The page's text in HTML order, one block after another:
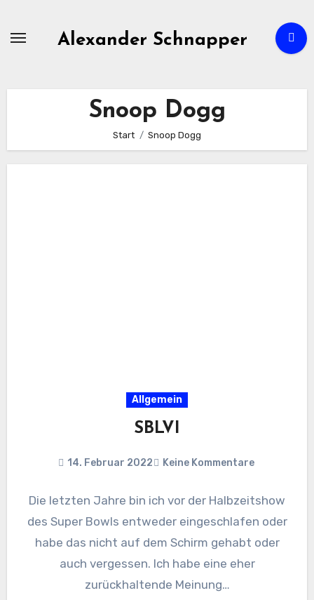
Alexander Schnapper
Snoop Dogg
Start Snoop Dogg
Allgemein
SBLVI
14. Februar 2022 Keine Kommentare
Die letzten Jahre bin ich vor der Halbzeitshow
des Super Bowls entweder eingeschlafen oder
habe das nicht auf dem Schirm gehabt oder
auch vergessen. Ich habe eine eher
zurückhaltende Meinung…